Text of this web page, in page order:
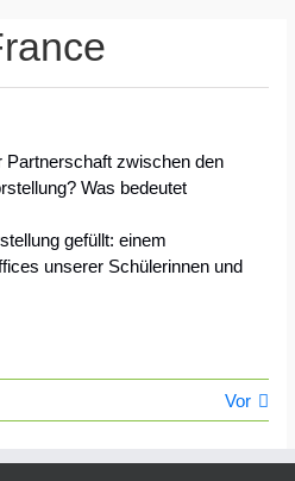
zwischen den
Was bedeutet
gefüllt: einem
unserer Schülerinnen und
Vor